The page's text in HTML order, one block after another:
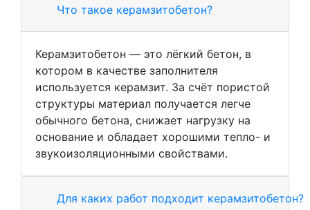
Что такое керамзитобетон?
Керамзитобетон — это лёгкий бетон, в
котором в качестве заполнителя
используется керамзит. За счёт пористой
структуры материал получается легче
обычного бетона, снижает нагрузку на
основание и обладает хорошими тепло- и
звукоизоляционными свойствами.
Для каких работ подходит керамзитобетон?